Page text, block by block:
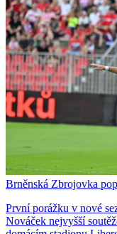
Brněnská Zbrojovka
První porážku v nové
Nováček nejvyšší